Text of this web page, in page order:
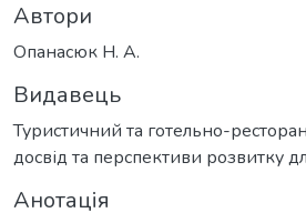
Автори
Опанасюк Н. А.
Видавець
Туристичний та готельно-
досвід та перспективи розвитку
Анотація